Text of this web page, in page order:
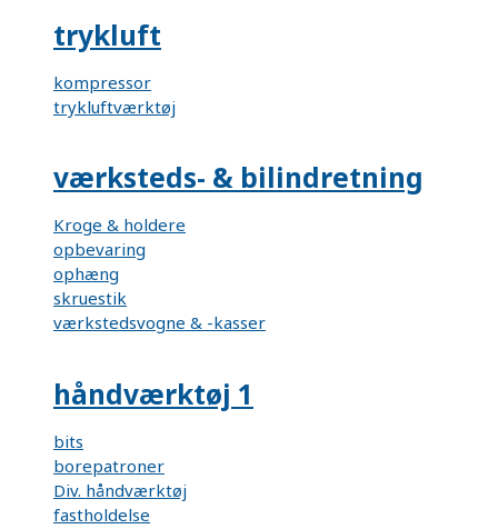
trykluft
kompressor
trykluftværktøj
værksteds- & bilindretning
Kroge & holdere
opbevaring
ophæng
skruestik
værkstedsvogne & -kasser
håndværktøj 1
bits
borepatroner
Div. håndværktøj
fastholdelse